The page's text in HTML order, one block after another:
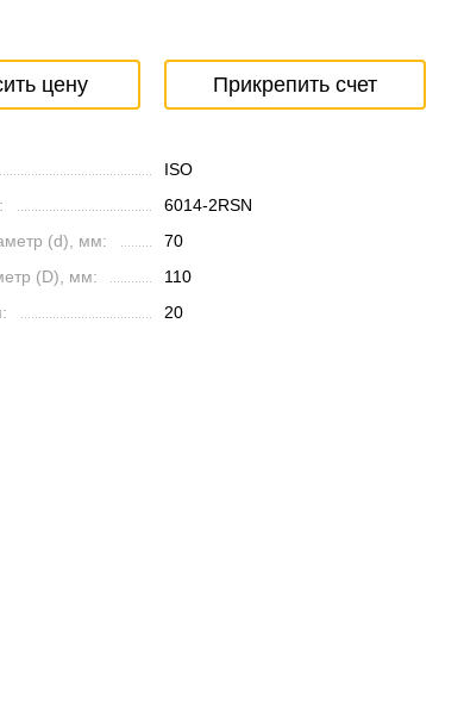
цену Прикрепить счет
ISO
6014-2RSN
(d), мм:
70
(D), мм:
110
20